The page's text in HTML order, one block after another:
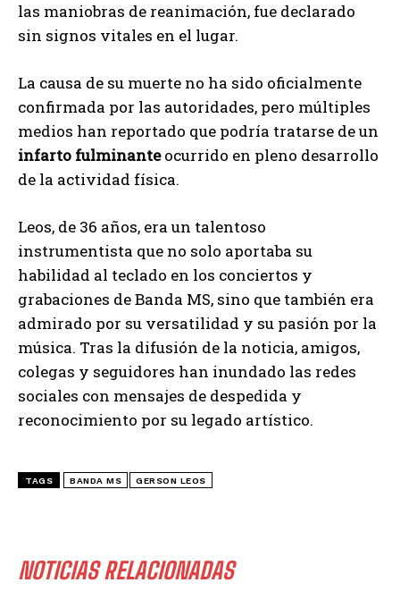
las maniobras de reanimación, fue declarado
sin signos vitales en el lugar.
La causa de su muerte no ha sido oficialmente
confirmada por las autoridades, pero múltiples
medios han reportado que podría tratarse de un
infarto fulminanteocurrido en pleno desarrollo
de la actividad física.
Leos, de 36 años, era un talentoso
instrumentista que no solo aportaba su
habilidad al teclado en los conciertos y
grabaciones de Banda MS, sino que también era
admirado por su versatilidad y su pasión por la
música. Tras la difusión de la noticia, amigos,
colegas y seguidores han inundado las redes
sociales con mensajes de despedida y
reconocimiento por su legado artístico.
TAGS BANDA MS GERSON LEOS
NOTICIAS RELACIONADAS